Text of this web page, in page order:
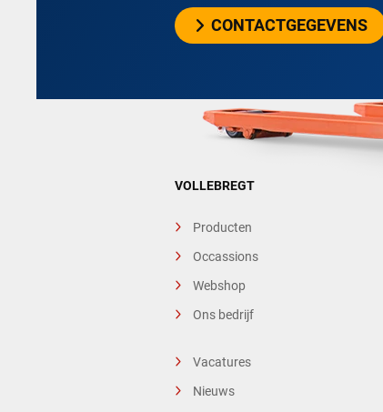
CONTACTGEGEVENS
VOLLEBREGT
Producten
Occassions
Webshop
Ons bedrijf
Vacatures
Nieuws